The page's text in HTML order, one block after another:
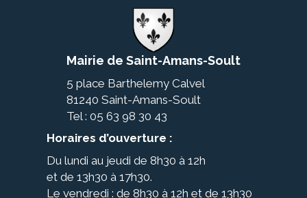
Mairie de Saint-Amans-Soult
5 place Barthelemy Calvel
81240 Saint-Amans-Soult
Tel : 05 63 98 30 43
Horaires d’ouverture :
Du lundi au jeudi de 8h30 à 12h
et de 13h30 à 17h30.
Le vendredi : de 8h30 à 12h et de 13h30